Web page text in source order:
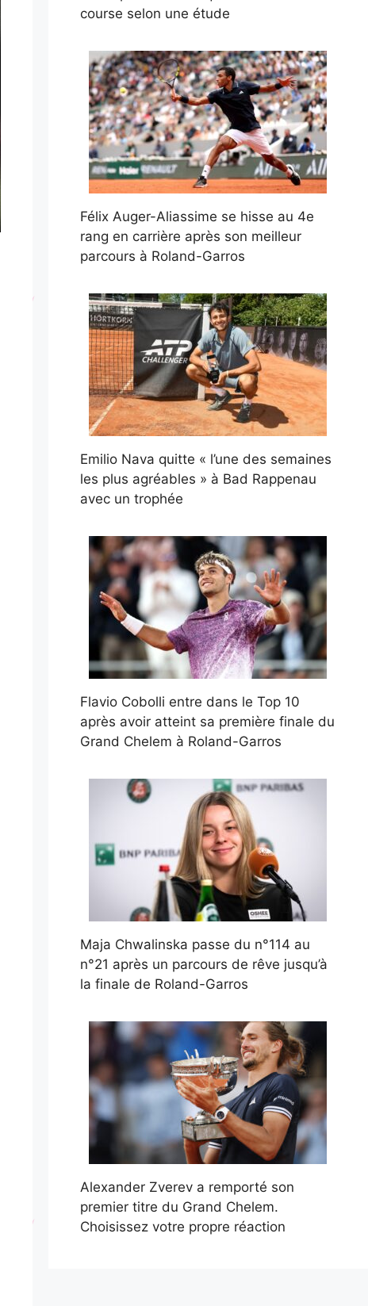
course selon une étude
Félix Auger-Aliassime se hisse au 4e
rang en carrière après son meilleur
parcours à Roland-Garros
Emilio Nava quitte « l’une des semaines
les plus agréables » à Bad Rappenau
avec un trophée
Flavio Cobolli entre dans le Top 10
après avoir atteint sa première finale du
Grand Chelem à Roland-Garros
Maja Chwalinska passe du n°114 au
n°21 après un parcours de rêve jusqu’à
la finale de Roland-Garros
Alexander Zverev a remporté son
premier titre du Grand Chelem.
Choisissez votre propre réaction